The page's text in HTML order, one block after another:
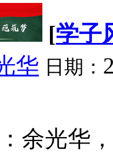
[学子
华 日期：
余光华